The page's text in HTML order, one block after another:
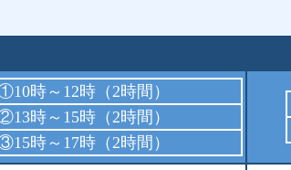
時～12時（2時間）
時～15時（2時間）
時～17時（2時間）